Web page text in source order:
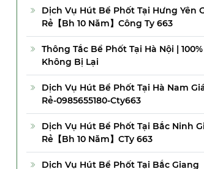
Dịch Vụ Hút Bể Phốt Tại Hưng Yên
Rẻ【Bh 10 Năm】Công Ty 663
Thông Tắc Bể Phốt Tại Hà Nội | 100%
Không Bị Lại
Dịch Vụ Hút Bể Phốt Tại Hà Nam
Rẻ-0985655180-Cty663
Dịch Vụ Hút Bể Phốt Tại Bắc Ninh
Rẻ【Bh 10 Năm】CTy 663
Dịch Vụ Hút Bể Phốt Tại Bắc Giang